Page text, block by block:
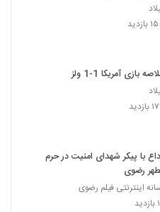
بازی آمریکا 1-1 ولز
با پیکر شهدای امنیت در حرم
رضوی
اینترنتی فیلم رضوی